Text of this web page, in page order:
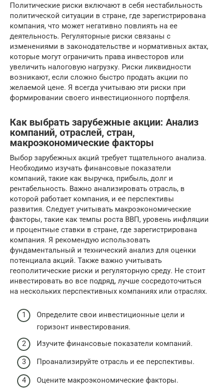
Политические риски включают в себя нестабильность
политической ситуации в стране, где зарегистрирована
компания, что может негативно повлиять на ее
деятельность. Регуляторные риски связаны с
изменениями в законодательстве и нормативных актах,
которые могут ограничить права инвесторов или
увеличить налоговую нагрузку. Риски ликвидности
возникают, если сложно быстро продать акции по
желаемой цене. Я всегда учитываю эти риски при
формировании своего инвестиционного портфеля.
Как выбрать зарубежные акции: Анализ
компаний, отраслей, стран,
макроэкономические факторы
Выбор зарубежных акций требует тщательного анализа.
Необходимо изучать финансовые показатели
компаний, такие как выручка, прибыль, долг и
рентабельность. Важно анализировать отрасль, в
которой работает компания, и ее перспективы
развития. Следует учитывать макроэкономические
факторы, такие как темпы роста ВВП, уровень инфляции
и процентные ставки в стране, где зарегистрирована
компания. Я рекомендую использовать
фундаментальный и технический анализ для оценки
потенциала акций. Также важно учитывать
геополитические риски и регуляторную среду. Не стоит
инвестировать во все подряд, лучше сосредоточиться
на нескольких перспективных компаниях или отраслях.
Определите свои инвестиционные цели и
горизонт инвестирования.
Изучите финансовые показатели компаний.
Проанализируйте отрасль и ее перспективы.
Оцените макроэкономические факторы.